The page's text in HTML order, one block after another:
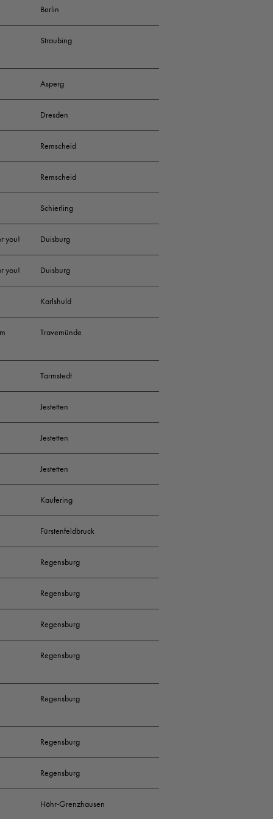
Berlin
Straubing
Asperg
Dresden
Remscheid
Remscheid
Schierling
you! Duisburg
you! Duisburg
Karlshuld
Travemünde
Tarmstedt
Jestetten
Jestetten
Jestetten
Kaufering
Fürstenfeldbruck
Regensburg
Regensburg
Regensburg
Regensburg
Regensburg
Regensburg
Regensburg
Höhr-Grenzhausen